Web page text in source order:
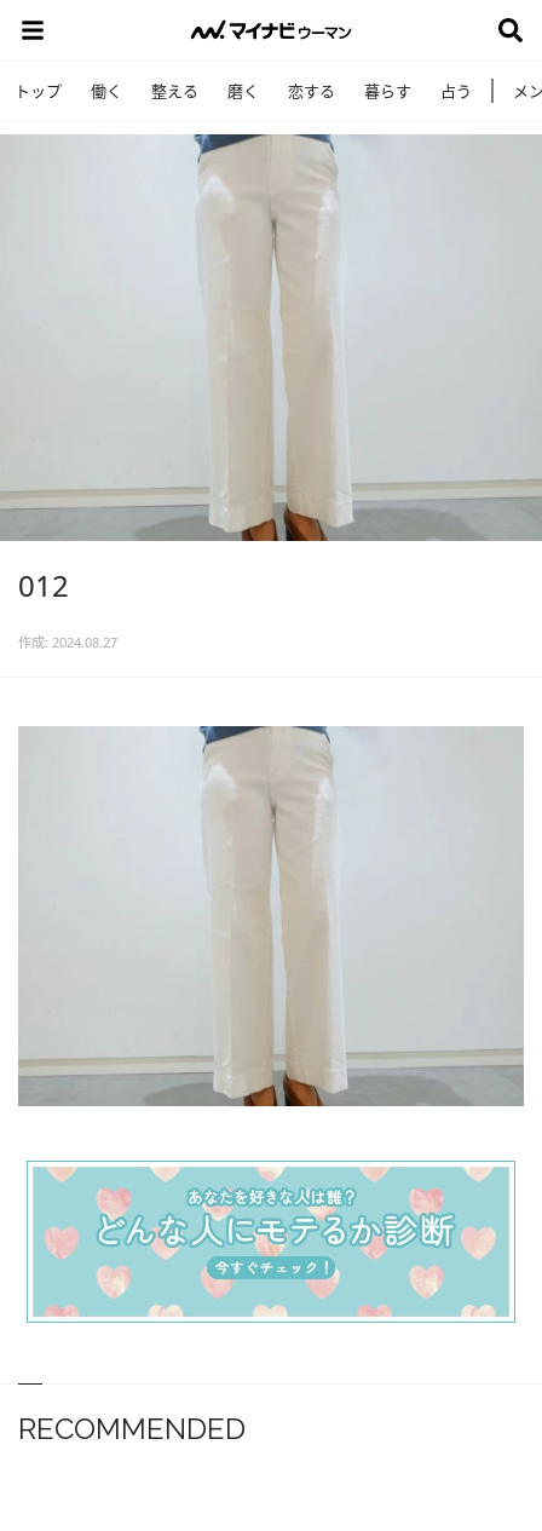
トップ 働く 整える 磨く 恋する 暮らす 占う メ
012
作成: 2024.08.27
RECOMMENDED